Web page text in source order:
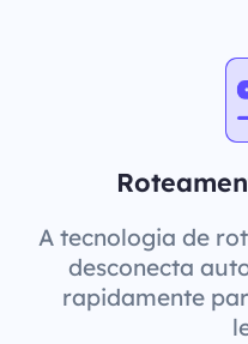
A tecnologia de
desconecta
rapidamente